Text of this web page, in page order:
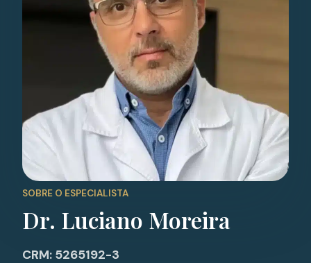
SOBRE O ESPECIALISTA
Dr. Luciano Moreira
CRM: 5265192-3